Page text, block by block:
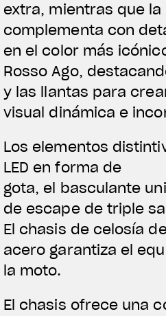
extra, mientras que la
complementa con
en el color más
Rosso Ago,
y las llantas para
visual dinámica e
Los elementos
LED en forma de
gota, el basculante
de escape de triple
El chasis de celosía
acero garantiza el
la moto.
El chasis ofrece una